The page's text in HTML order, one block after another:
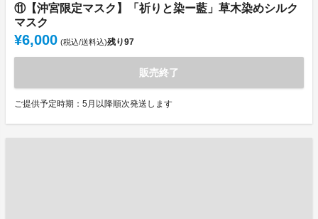
⑪【沖宮限定マスク】「祈りと染ー藍」草木染めシルク
マスク
¥6,000 (税込/送料込)残り97
販売終了
ご提供予定時期：5月以降順次発送します